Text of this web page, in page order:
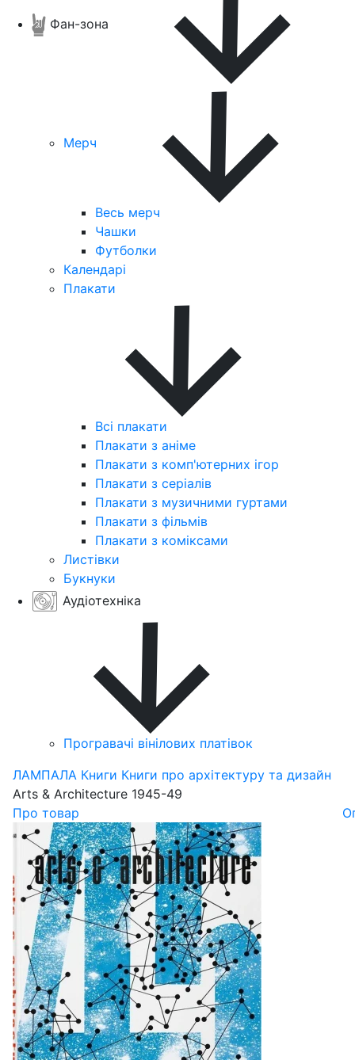
Фан-зона
Мерч
Весь мерч
Чашки
Футболки
Календарі
Плакати
Всі плакати
Плакати з аніме
Плакати з комп'ютерних ігор
Плакати з серіалів
Плакати з музичними гуртами
Плакати з фільмів
Плакати з коміксами
Листівки
Букнуки
Аудіотехніка
Програвачі вінілових платівок
ЛАМПАЛА Книги Книги про архітектуру та дизайн
Arts & Architecture 1945-49
Про товар